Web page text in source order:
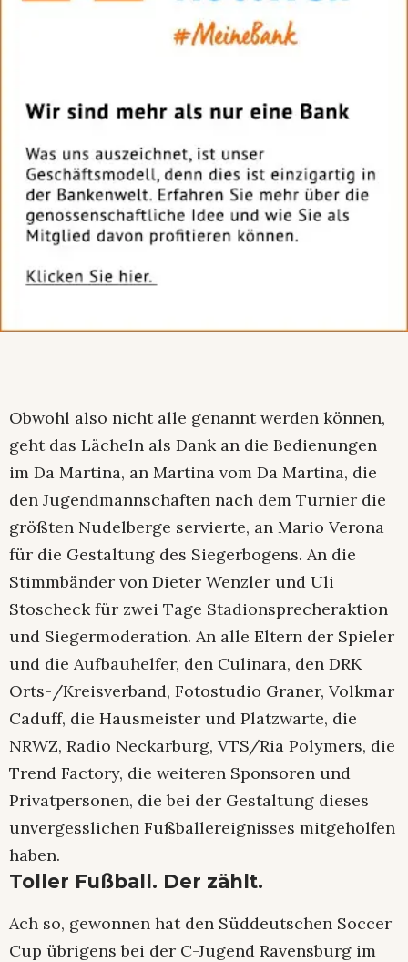
Obwohl also nicht alle genannt werden können,
geht das Lächeln als Dank an die Bedienungen
im Da Martina, an Martina vom Da Martina, die
den Jugendmannschaften nach dem Turnier die
größten Nudelberge servierte, an Mario Verona
für die Gestaltung des Siegerbogens. An die
Stimmbänder von Dieter Wenzler und Uli
Stoscheck für zwei Tage Stadionsprecheraktion
und Siegermoderation. An alle Eltern der Spieler
und die Aufbauhelfer, den Culinara, den DRK
Orts-/Kreisverband, Fotostudio Graner, Volkmar
Caduff, die Hausmeister und Platzwarte, die
NRWZ, Radio Neckarburg, VTS/Ria Polymers, die
Trend Factory, die weiteren Sponsoren und
Privatpersonen, die bei der Gestaltung dieses
unvergesslichen Fußballereignisses mitgeholfen
haben.
Toller Fußball. Der zählt.
Ach so, gewonnen hat den Süddeutschen Soccer
Cup übrigens bei der C-Jugend Ravensburg im